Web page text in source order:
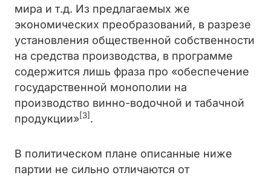
мира и т.д. Из предлагаемых же
экономических преобразований, в разрезе
установления общественной собственности
на средства производства, в программе
содержится лишь фраза про «обеспечение
государственной монополии на
производство винно-водочной и табачной
продукции»[3].
В политическом плане описанные ниже
партии не сильно отличаются от